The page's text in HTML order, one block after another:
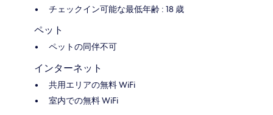
チェックイン可能な最低年齢 : 18 歳
ペット
ペットの同伴不可
インターネット
共用エリアの無料 WiFi
室内での無料 WiFi